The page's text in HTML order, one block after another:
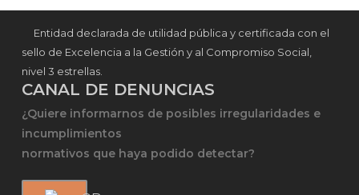
Entidad declarada de utilidad pública y certificada con el
sello de Excelencia a la Gestión y al Compromiso Social,
nivel 3 estrellas.
CANAL DE DENUNCIAS
¿Quiere informarnos de posibles irregularidades e
incumplimientos
normativos que haya podido detectar?